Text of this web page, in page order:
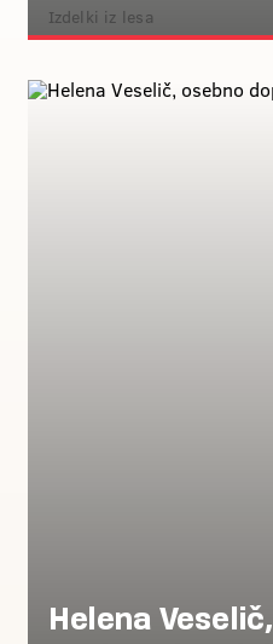
Izdelki iz lesa
Helena Veselič,